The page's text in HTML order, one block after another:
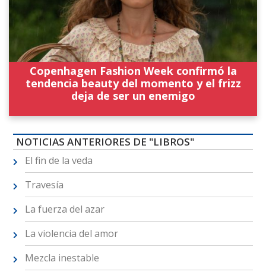
Copenhagen Fashion Week confirmó la
tendencia beauty del momento y el frizz
deja de ser un enemigo
NOTICIAS ANTERIORES DE "LIBROS"
El fin de la veda
Travesía
La fuerza del azar
La violencia del amor
Mezcla inestable